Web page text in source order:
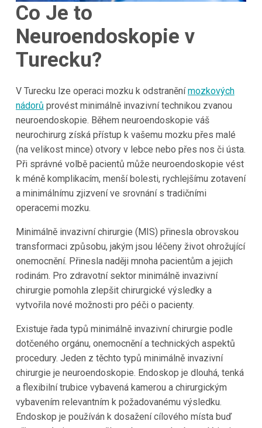
Co Je to
Neuroendoskopie v
Turecku?
V Turecku lze operaci mozku k odstraněnímozkových
nádorů provést minimálně invazivní technikou zvanou
neuroendoskopie. Během neuroendoskopie váš
neurochirurg získá přístup k vašemu mozku přes malé
(na velikost mince) otvory v lebce nebo přes nos či ústa.
Při správné volbě pacientů může neuroendoskopie vést
k méně komplikacím, menší bolesti, rychlejšímu zotavení
a minimálnímu zjizvení ve srovnání s tradičními
operacemi mozku.
Minimálně invazivní chirurgie (MIS) přinesla obrovskou
transformaci způsobu, jakým jsou léčeny život ohrožující
onemocnění. Přinesla naději mnoha pacientům a jejich
rodinám. Pro zdravotní sektor minimálně invazivní
chirurgie pomohla zlepšit chirurgické výsledky a
vytvořila nové možnosti pro péči o pacienty.
Existuje řada typů minimálně invazivní chirurgie podle
dotčeného orgánu, onemocnění a technických aspektů
procedury. Jeden z těchto typů minimálně invazivní
chirurgie je neuroendoskopie. Endoskop je dlouhá, tenká
a flexibilní trubice vybavená kamerou a chirurgickým
vybavením relevantním k požadovanému výsledku.
Endoskop je používán k dosažení cílového místa buď